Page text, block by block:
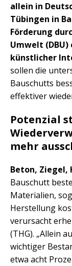
allein in
Tübingen in
Förderung
Umwelt (DBU)
künstlicher
sollen die
Bauschutts
effektiver
Potenzial
mehr
Beton, Ziegel,
Bauschutt
Materialien,
Herstellung
verursacht
(THG). „Allein
wichtiger
etwa acht